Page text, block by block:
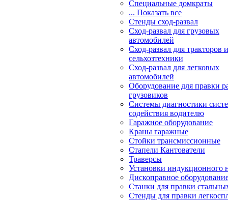
Специальные домкраты
... Показать все
Стенды сход-развал
Сход-развал для грузовых
автомобилей
Сход-развал для тракторов и
сельхозтехники
Сход-развал для легковых
автомобилей
Оборудование для правки
грузовиков
Системы диагностики
содействия водителю
Гаражное оборудование
Краны гаражные
Стойки трансмиссионные
Стапели Кантователи
Траверсы
Установки индукционного
Дископравное
Станки для правки
Стенды для правки